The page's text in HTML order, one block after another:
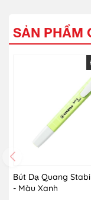
SẢN PHẨM
Bút Dạ Quang
- Màu Xanh